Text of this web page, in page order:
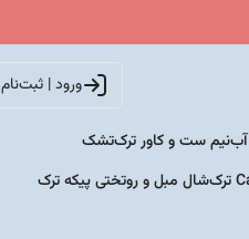
ورود | ثبت‌نام
نیم ست و کاور ترکتشک
شال مبل و روتختی پیکه ترک